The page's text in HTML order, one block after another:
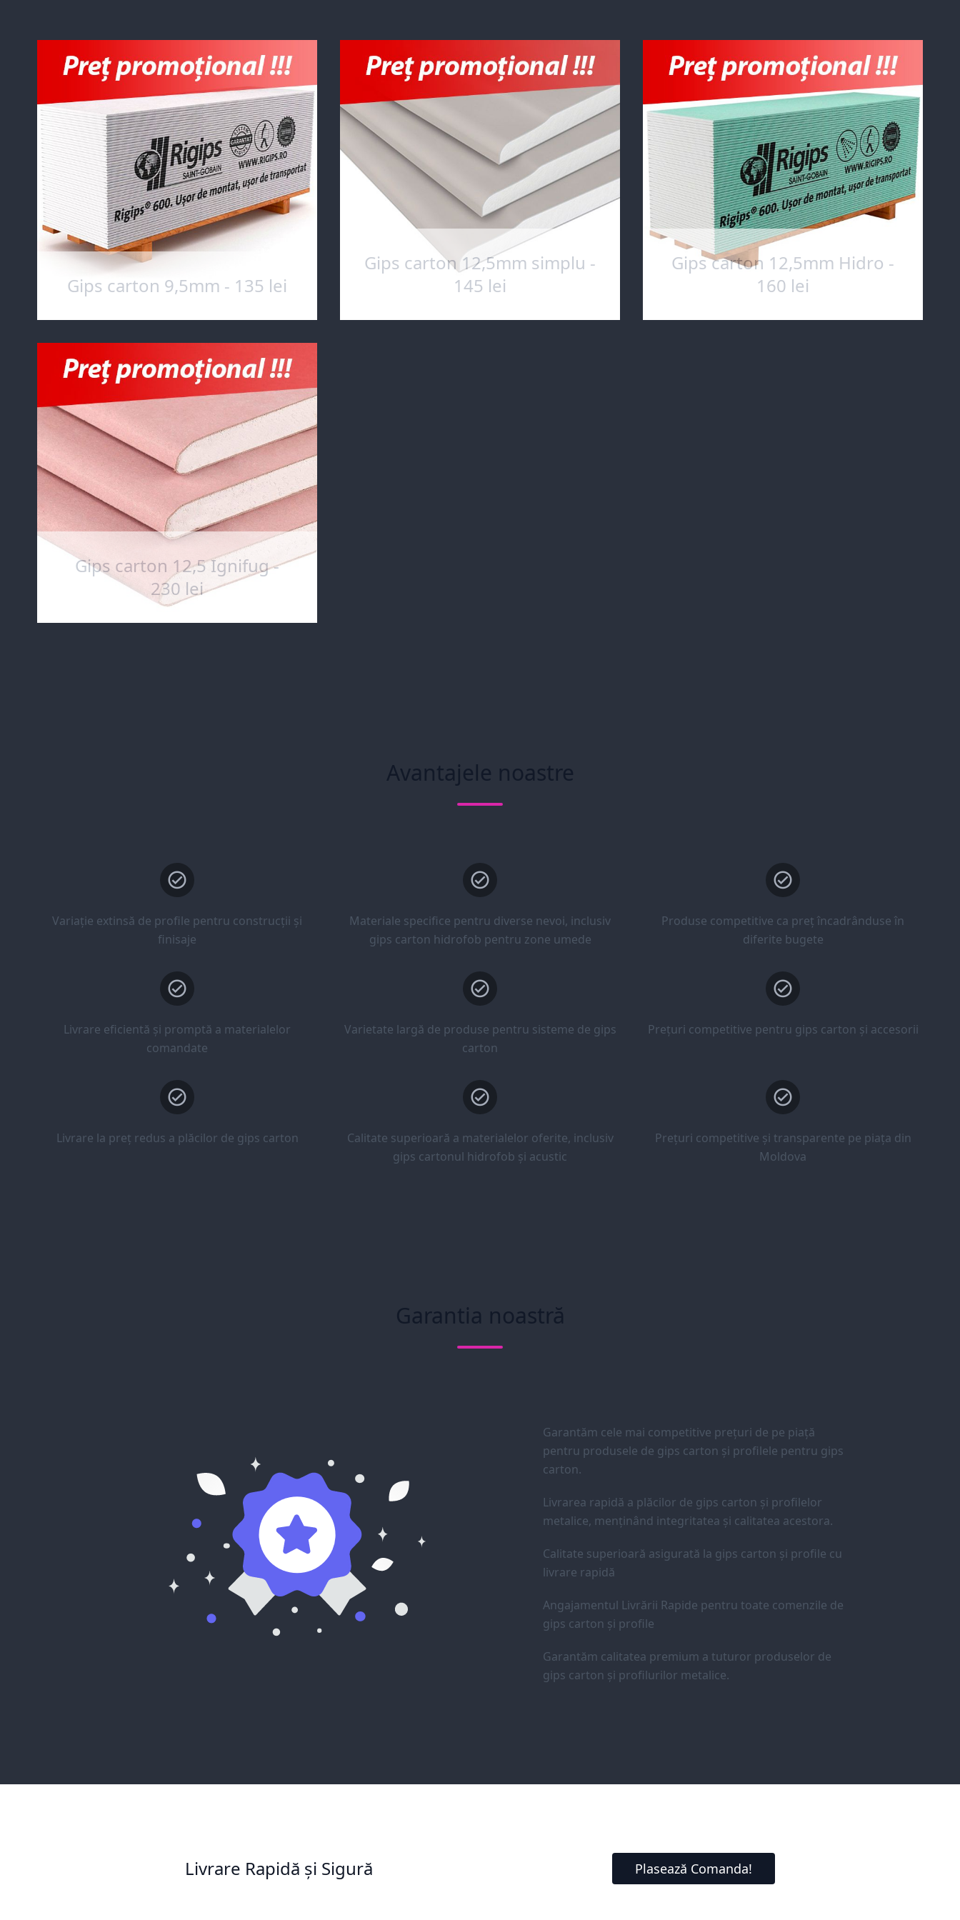
Gips carton 9,5mm - 135 lei
Gips carton 12,5mm simplu -
145 lei
Gips carton 12,5mm Hidro -
160 lei
Gips carton 12,5 Ignifug -
230 lei
Avantajele noastre
Variație extinsă de profile pentru construcții și
finisaje
Materiale specifice pentru diverse nevoi, inclusiv
gips carton hidrofob pentru zone umede
Produse competitive ca preț încadrânduse în
diferite bugete
Livrare eficientă și promptă a materialelor
comandate
Varietate largă de produse pentru sisteme de gips
carton
Prețuri competitive pentru gips carton și accesorii
Livrare la preț redus a plăcilor de gips carton
Calitate superioară a materialelor oferite, inclusiv
gips cartonul hidrofob și acustic
Prețuri competitive și transparente pe piața din
Moldova
Garantia noastră
Garantăm cele mai competitive prețuri de pe piață
pentru produsele de gips carton și profilele pentru gips
carton.
Livrarea rapidă a plăcilor de gips carton și profilelor
metalice, menținând integritatea și calitatea acestora.
Calitate superioară asigurată la gips carton și profile cu
livrare rapidă
Angajamentul Livrării Rapide pentru toate comenzile de
gips carton și profile
Garantăm calitatea premium a tuturor produselor de
gips carton și profilurilor metalice.
Livrare Rapidă și Sigură Plasează Comanda!